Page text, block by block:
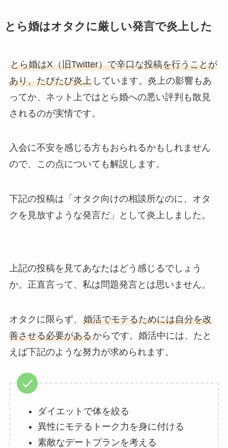
とら婚はオタクに厳しい発言で炎上した
とら婚はX（旧Twitter）で辛口な投稿を行うことが
あり、たびたび炎上しています。炎上の影響もあ
ってか、ネット上ではとら婚への悪い評判も散見
されるのが実情です。
入会に不安を感じる方もおられるかもしれません
ので、この点についても解説します。
下記の投稿は「オタク向けの相談所なのに、オタ
クを見放すような発言だ」として炎上しました。
上記の投稿を見てあなたはどう感じるでしょう
か。正直言って、私は問題発言とは思いません。
オタクに限らず、 婚活でモテるためには自分を改
善させる必要があるからです。婚活中には、たと
えば下記のような努力が求められます。
ダイエットで体を絞る
異性にモテるトーク力を身に付ける
素敵なデートプランを考える